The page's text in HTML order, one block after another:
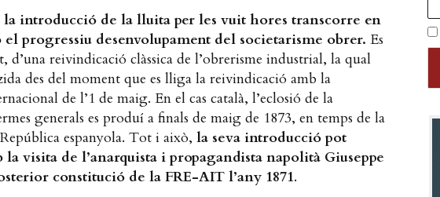
la introducció de la lluita per les vuit hores transcorre en
el progressiu desenvolupament del societarisme obrer. Es
d’una reivindicació clàssica de l’obrerisme industrial, la qual
des del moment que es lliga la reivindicació amb la
de l’1 de maig. En el cas català, l’eclosió de la
generals es produí a finals de maig de 1873, en temps de la
espanyola. Tot i això, la seva introducció pot
la visita de l’anarquista i propagandista napolità Giuseppe
constitució de la FRE-AIT l’any 1871.